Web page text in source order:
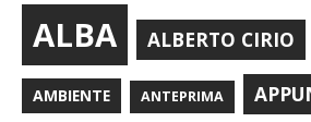
ALBA ALBERTO CIRIO
AMBIENTE ANTEPRIMA